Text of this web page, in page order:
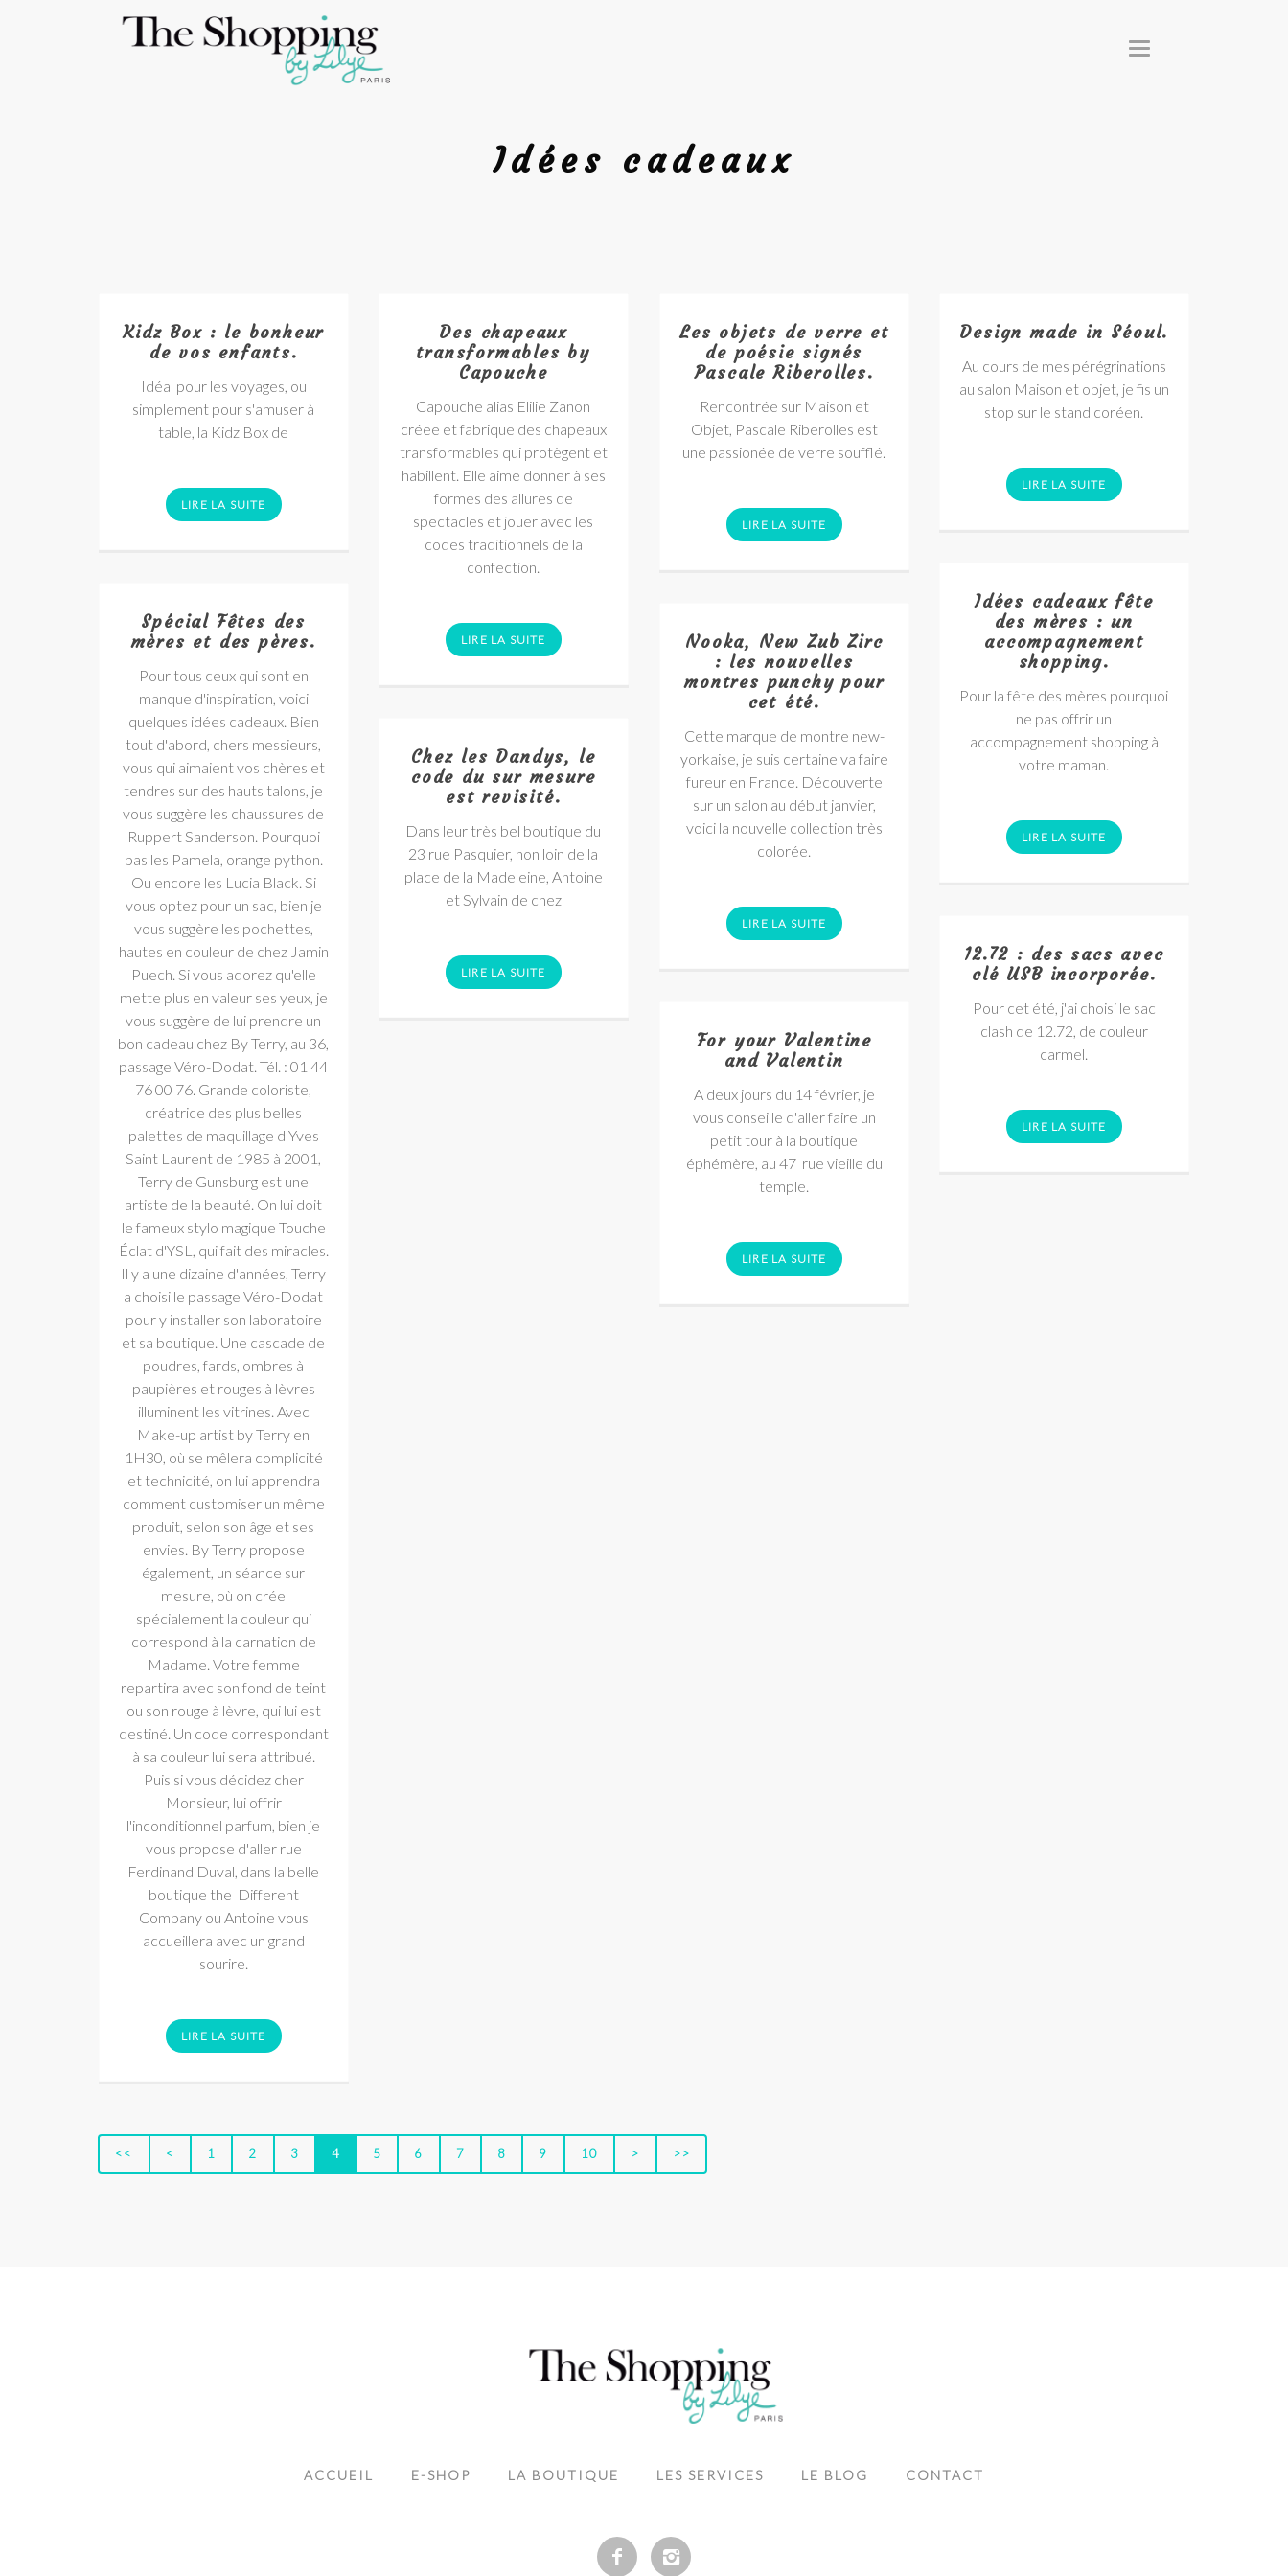
T
O
Idées cadeaux
Kidz Box : le bonheur
de vos enfants.
Idéal pour les voyages, ou
simplement pour s'amuser à
table, la Kidz Box de
LIRE LA SUITE
Des chapeaux
transformables by
Capouche
Capouche alias Elilie Zanon
créee et fabrique des chapeaux
transformables qui protègent et
habillent. Elle aime donner à ses
formes des allures de
spectacles et jouer avec les
codes traditionnels de la
confection.
LIRE LA SUITE
Les objets de verre et
de poésie signés
Pascale Riberolles.
Rencontrée sur Maison et
Objet, Pascale Riberolles est
une passionée de verre soufflé.
LIRE LA SUITE
Design made in Séoul.
Au cours de mes pérégrinations
au salon Maison et objet, je fis un
stop sur le stand coréen.
LIRE LA SUITE
Idées cadeaux fête
des mères : un
accompagnement
shopping.
Pour la fête des mères pourquoi
ne pas offrir un
accompagnement shopping à
votre maman.
LIRE LA SUITE
Spécial Fêtes des
mères et des pères.
Pour tous ceux qui sont en
manque d'inspiration, voici
quelques idées cadeaux. Bien
tout d'abord, chers messieurs,
vous qui aimaient vos chères et
tendres sur des hauts talons, je
vous suggère les chaussures de
Ruppert Sanderson. Pourquoi
pas les Pamela, orange python.
Ou encore les Lucia Black. Si
vous optez pour un sac, bien je
vous suggère les pochettes,
hautes en couleur de chez Jamin
Puech. Si vous adorez qu'elle
mette plus en valeur ses yeux, je
vous suggère de lui prendre un
bon cadeau chez By Terry, au 36,
passage Véro-Dodat. Tél. : 01 44
76 00 76. Grande coloriste,
créatrice des plus belles
palettes de maquillage d'Yves
Saint Laurent de 1985 à 2001,
Terry de Gunsburg est une
artiste de la beauté. On lui doit
le fameux stylo magique Touche
Éclat d'YSL, qui fait des miracles.
Il y a une dizaine d'années, Terry
a choisi le passage Véro-Dodat
pour y installer son laboratoire
et sa boutique. Une cascade de
poudres, fards, ombres à
paupières et rouges à lèvres
illuminent les vitrines. Avec
Make-up artist by Terry en
1H30, où se mêlera complicité
et technicité, on lui apprendra
comment customiser un même
produit, selon son âge et ses
envies. By Terry propose
également, un séance sur
mesure, où on crée
spécialement la couleur qui
correspond à la carnation de
Madame. Votre femme
repartira avec son fond de teint
ou son rouge à lèvre, qui lui est
destiné. Un code correspondant
à sa couleur lui sera attribué.
Puis si vous décidez cher
Monsieur, lui offrir
l'inconditionnel parfum, bien je
vous propose d'aller rue
Ferdinand Duval, dans la belle
boutique the Different
Company ou Antoine vous
accueillera avec un grand
sourire.
LIRE LA SUITE
Nooka, New Zub Zirc
: les nouvelles
montres punchy pour
cet été.
Cette marque de montre new-
yorkaise, je suis certaine va faire
fureur en France. Découverte
sur un salon au début janvier,
voici la nouvelle collection très
colorée.
LIRE LA SUITE
Chez les Dandys, le
code du sur mesure
est revisité.
Dans leur très bel boutique du
23 rue Pasquier, non loin de la
place de la Madeleine, Antoine
et Sylvain de chez
LIRE LA SUITE
12.72 : des sacs avec
clé USB incorporée.
Pour cet été, j'ai choisi le sac
clash de 12.72, de couleur
carmel.
LIRE LA SUITE
For your Valentine
and Valentin
A deux jours du 14 février, je
vous conseille d'aller faire un
petit tour à la boutique
éphémère, au 47 rue vieille du
temple.
LIRE LA SUITE
<< < 1 2 3 4 5 6 7 8 9 10 > >>
ACCUEIL E-SHOP LA BOUTIQUE LES SERVICES LE BLOG CONTACT